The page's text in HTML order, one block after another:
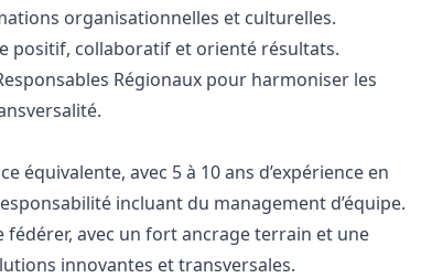
organisationnelles et culturelles.
positif, collaboratif et orienté résultats.
Régionaux pour harmoniser les
équivalente, avec 5 à 10 ans d’expérience en
incluant du management d’équipe.
fédérer, avec un fort ancrage terrain et une
innovantes et transversales.